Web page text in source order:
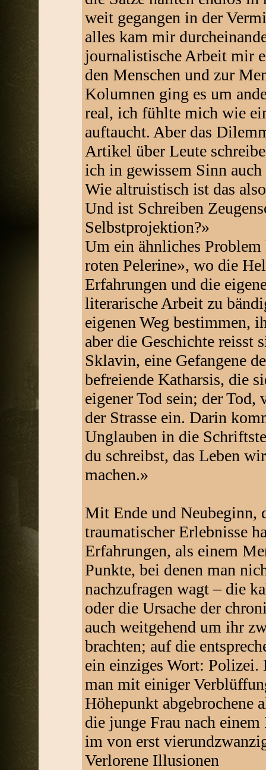
weit gegangen in der
alles kam mir
journalistische Arbeit mir
den Menschen und zur
Kolumnen ging es um
real, ich fühlte mich wie
auftaucht. Aber das
Artikel über Leute
ich in gewissem Sinn
Wie altruistisch ist das
Und ist Schreiben
Selbstprojektion?»
Um ein ähnliches
roten Pelerine», wo die
Erfahrungen und die
literarische Arbeit zu
eigenen Weg bestimmen,
aber die Geschichte reisst
Sklavin, eine Gefangene
befreiende Katharsis, die
eigener Tod sein; der
der Strasse ein. Darin
Unglauben in die
du schreibst, das Leben
machen.»
Mit Ende und Neubeginn,
traumatischer Erlebnisse
Erfahrungen, als einem
Punkte, bei denen man
nachzufragen wagt – die
oder die Ursache der
auch weitgehend um ihr
brachten; auf die
ein einziges Wort: Polizei.
man mit einiger
Höhepunkt abgebrochene
die junge Frau nach
im von erst
Verlorene Illusionen